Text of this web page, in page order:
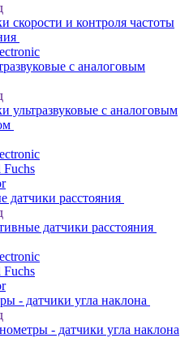
скорости и контроля частоты
с аналоговым
ультразвуковые с аналоговым
Fuchs
датчики расстояния
датчики расстояния
Fuchs
- датчики угла наклона
- датчики угла наклона